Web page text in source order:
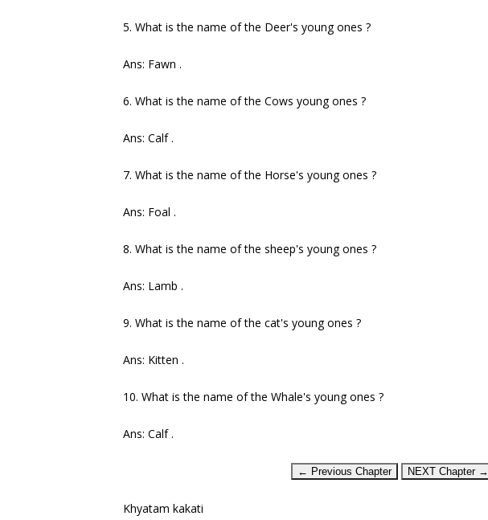
5. What is the name of the Deer's young ones ?
Ans: Fawn .
6. What is the name of the Cows young ones ?
Ans: Calf .
7. What is the name of the Horse's young ones ?
Ans: Foal .
8. What is the name of the sheep's young ones ?
Ans: Lamb .
9. What is the name of the cat's young ones ?
Ans: Kitten .
10. What is the name of the Whale's young ones ?
Ans: Calf .
← Previous Chapter NEXT Chapter →
Khyatam kakati